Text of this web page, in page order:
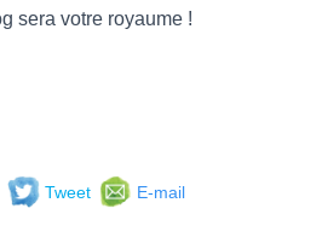
sera votre royaume !
Tweet E-mail